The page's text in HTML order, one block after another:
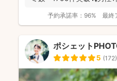
予約承諾率： 96% 最終
ポシェット
5 (172)